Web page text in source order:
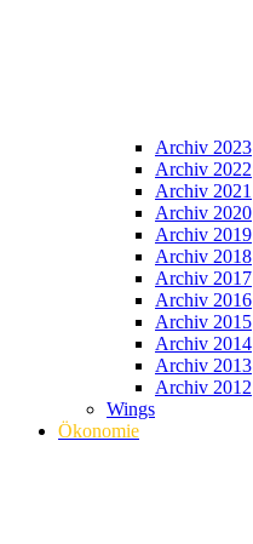
Archiv 2023
Archiv 2022
Archiv 2021
Archiv 2020
Archiv 2019
Archiv 2018
Archiv 2017
Archiv 2016
Archiv 2015
Archiv 2014
Archiv 2013
Archiv 2012
Wings
Ökonomie